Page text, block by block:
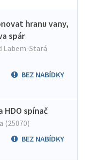
hranu vany,
spár
Labem-Stará
BEZ NABÍDKY
HDO spínač
(25070)
BEZ NABÍDKY